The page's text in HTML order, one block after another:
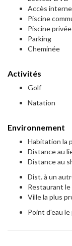
Accès
Piscine
Piscine privée
Parking
Cheminée
Activités
Golf
Natation
Environnement
Habitation la
Distance au
Distance au
Dist. à un
Restaurant le
Ville la plus
Point d'eau